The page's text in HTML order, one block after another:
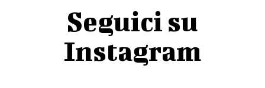
Seguici su
Instagram